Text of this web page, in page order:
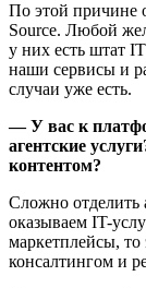
По этой причине
Source. Любой
у них есть штат
наши сервисы и
случаи уже есть.
— У вас к
агентские
контентом?
Сложно отделить
оказываем IT-
маркетплейсы, то
консалтингом и